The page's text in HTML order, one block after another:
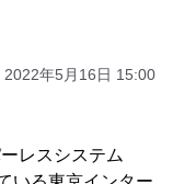
2022年5月16日 15:00
レスシステム